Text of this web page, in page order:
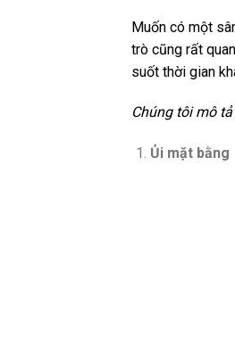
Muốn có một
trò cũng rất
suốt thời gian
Chúng tôi mô
Ủi mặt bằng